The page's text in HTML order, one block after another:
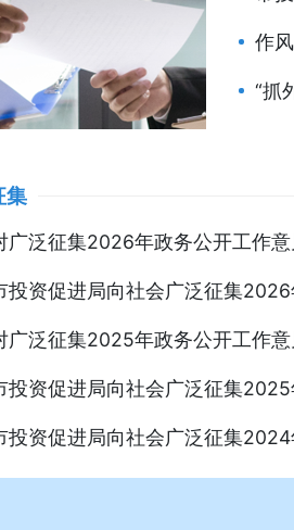
作
“抓
集
广泛征集2026年政务公开工作
投资促进局向社会广泛征集
广泛征集2025年政务公开工作
投资促进局向社会广泛征集
投资促进局向社会广泛征集